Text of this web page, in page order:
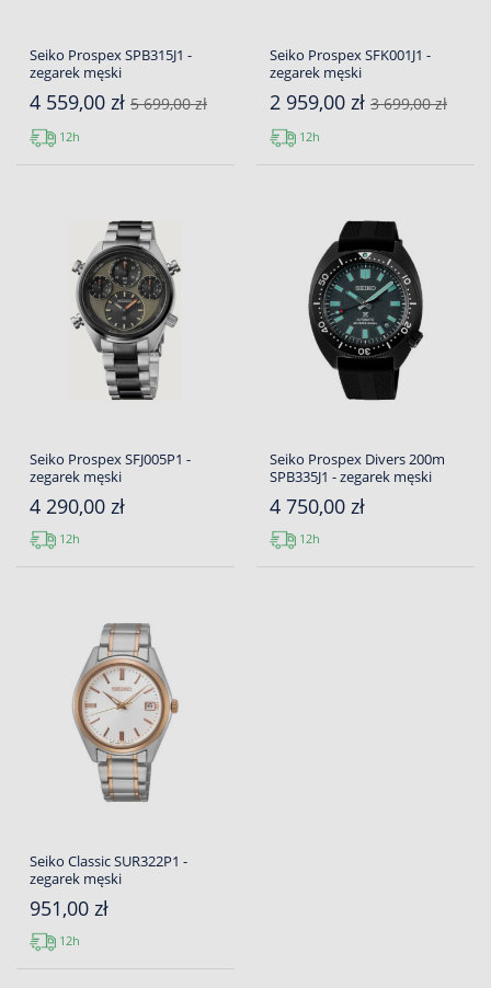
Seiko Prospex SPB315J1 -
zegarek męski
4 559,00 zł 5 699,00 zł
12h
Seiko Prospex SFK001J1 -
zegarek męski
2 959,00 zł 3 699,00 zł
12h
Seiko Prospex SFJ005P1 -
zegarek męski
4 290,00 zł
12h
Seiko Prospex Divers 200m
SPB335J1 - zegarek męski
4 750,00 zł
12h
Seiko Classic SUR322P1 -
zegarek męski
951,00 zł
12h